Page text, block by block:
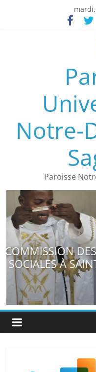
Notre-
Paroisse
Annonces
ANNONCES
N°26/31/1823
2 août 2026